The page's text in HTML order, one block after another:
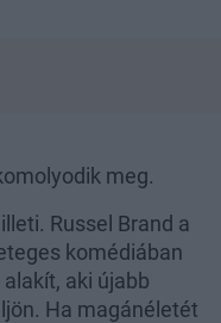
meg.
Russel Brand a
komédiában
aki újabb
Ha magánéletét